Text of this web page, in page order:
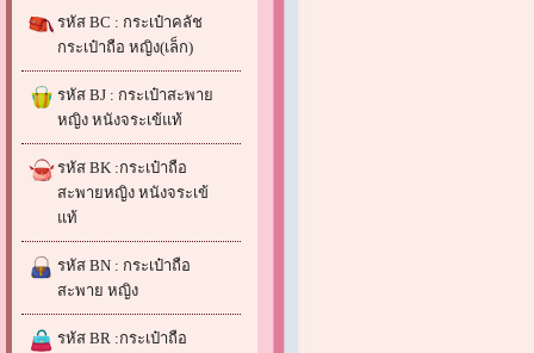
รหัส BC : กระเป๋าคลัช
กระเป๋าถือ หญิง(เล็ก)
รหัส BJ : กระเป๋าสะพาย
หญิง หนังจระเข้แท้
รหัส BK :กระเป๋าถือ
สะพายหญิง หนังจระเข้
แท้
รหัส BN : กระเป๋าถือ
สะพาย หญิง
รหัส BR :กระเป๋าถือ